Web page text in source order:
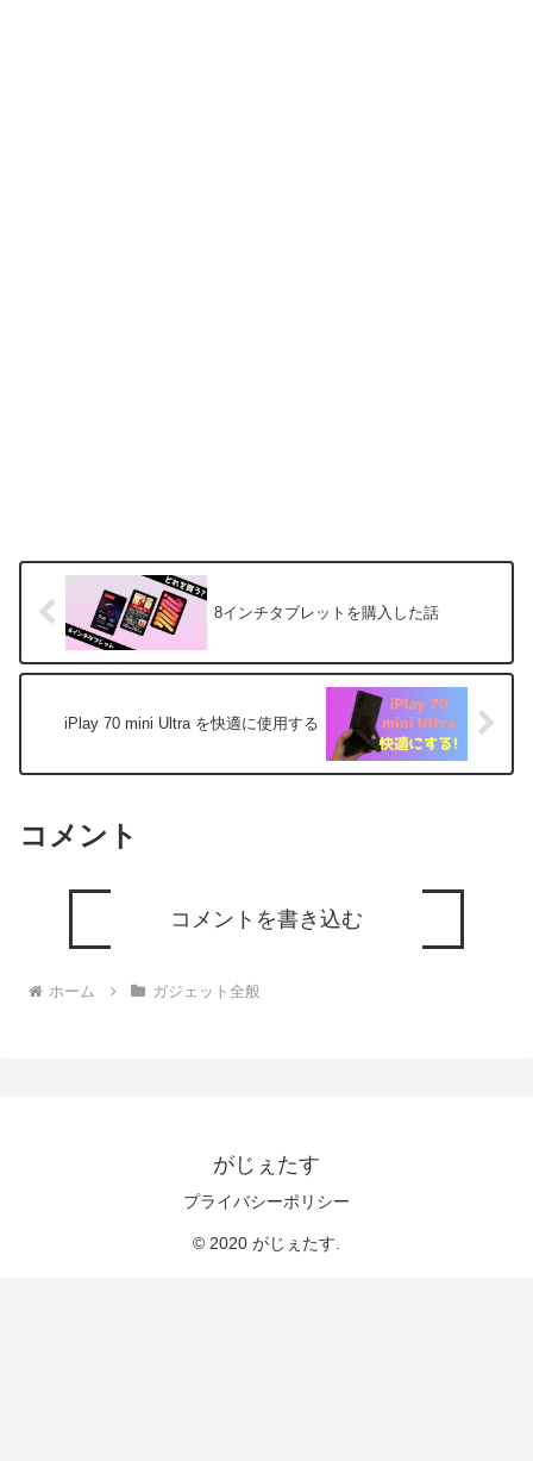
8インチタブレットを購入した話
iPlay 70 mini Ultra を快適に使用する
コメント
コメントを書き込む
ホーム ガジェット全般
がじぇたす
プライバシーポリシー
© 2020 がじぇたす.